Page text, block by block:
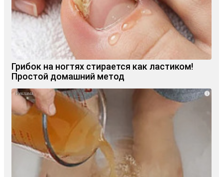
Грибок на ногтях стирается как ластиком!
Простой домашний метод
i